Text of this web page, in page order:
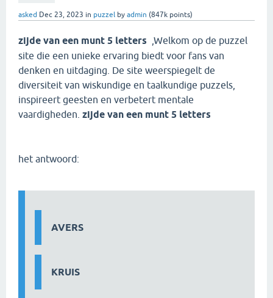
asked Dec 23, 2023 in puzzel by admin (847k points)
zijde van een munt 5 letters ,Welkom op de puzzel
site die een unieke ervaring biedt voor fans van
denken en uitdaging. De site weerspiegelt de
diversiteit van wiskundige en taalkundige puzzels,
inspireert geesten en verbetert mentale
vaardigheden. zijde van een munt 5 letters
het antwoord:
AVERS
KRUIS